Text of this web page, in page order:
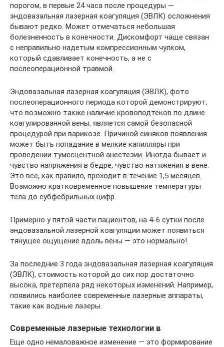
порогом, в первые 24 часа после процедуры —
эндовазальная лазерная коагуляция (ЭВЛК) осложнения
бывают редко. Может отмечаться небольшая
болезненность в конечности. Дискомфорт чаще связан
с неправильно надетым компрессионным чулком,
который сдавливает конечность, а не с
послеоперационной травмой.
Эндовазальная лазерная коагуляция (ЭВЛК), фото
послеоперационного периода которой демонстрируют,
что возможно также наличие кровоподтёков по длине
коагулированной вены, является самой безопасной
процедурой при варикозе. Причиной синяков появления
может быть попадание в мелкие капилляры при
проведении тумесцентной анестезии. Иногда бывает и
чувство напряжения в бедре, чувство натяжения в вене.
Это все, как правило, проходит в течение 1,5 месяцев.
Возможно кратковременное повышение температуры
тела до субфебрильных цифр.
Примерно у пятой части пациентов, на 4-6 сутки после
эндовазальной лазерной коагуляции может появиться
тянущее ощущение вдоль вены — это нормально!.
За последние 3 года эндовазальная лазерная коагуляция
(ЭВЛК), стоимость которой до сих пор достаточно
высока, претерпела ряд некоторых изменений. Например,
появились наиболее современные лазерные аппараты,
такие как водные лазеры.
Современные лазерные технологии в
Еще одно немаловажное изменение — это формирование